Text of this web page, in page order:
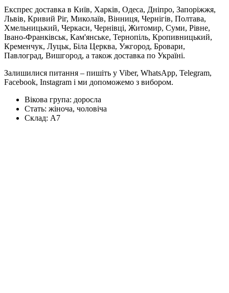
Експрес доставка в Київ, Харків, Одеса, Дніпро, Запоріжжя,
Львів, Кривий Ріг, Миколаїв, Вінниця, Чернігів, Полтава,
Хмельницький, Черкаси, Чернівці, Житомир, Суми, Рівне,
Івано-Франківськ, Кам'янське, Тернопіль, Кропивницький,
Кременчук, Луцьк, Біла Церква, Ужгород, Бровари,
Павлоград, Вишгород, а також доставка по Україні.
Залишилися питання – пишіть у Viber, WhatsApp, Telegram,
Facebook, Instagram і ми допоможемо з вибором.
Вікова група: доросла
Стать: жіноча, чоловіча
Склад: А7